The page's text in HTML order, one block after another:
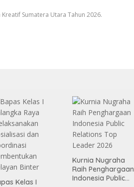
Kreatif Sumatera Utara Tahun 2026.
Kelas I
Kurnia Nugraha
Raih Penghargaan
Indonesia Public